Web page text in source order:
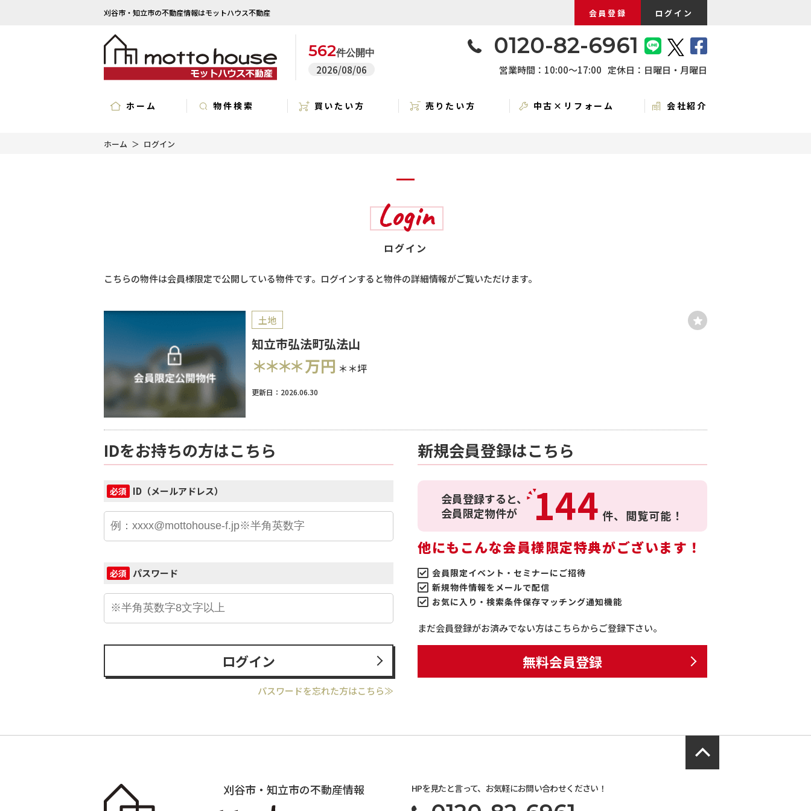
刈谷市・知立市の不動産情報はモットハウス不動産 会員登録 ログイン
562件公開中
2026/08/06
0120-82-6961
営業時間：10:00〜17:00 定休日：日曜日・月曜日
ホーム 物件検索 買いたい方 売りたい方 中古×リフォーム 会社紹介
ホーム ログイン
Login
ログイン
こちらの物件は会員様限定で公開している物件です。ログインすると物件の詳細情報がご覧いただけます。
土地
知立市弘法町弘法山
＊＊＊＊万円 ＊＊坪
更新日：2026.06.30
IDをお持ちの方はこちら
必須 ID（メールアドレス）
必須 パスワード
ログイン
パスワードを忘れた方はこちら≫
新規会員登録はこちら
会員登録すると、
会員限定物件が
144 件、 閲覧可能！
他にもこんな会員様限定特典がございます！
会員限定イベント・セミナーにご招待
新規物件情報をメールで配信
お気に入り・検索条件保存マッチング通知機能
まだ会員登録がお済みでない方はこちらからご登録下さい。
無料会員登録
刈谷市・知立市の不動産情報 HPを見たと言って、お気軽にお問い合わせください！